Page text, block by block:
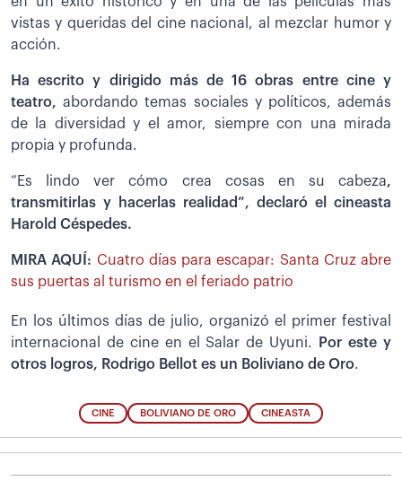
vistas y queridas del cine nacional, al mezclar humor y
acción.
Ha escrito y dirigido más de 16 obras entre cine y
teatro, abordando temas sociales y políticos, además
de la diversidad y el amor, siempre con una mirada
propia y profunda.
“Es lindo ver cómo crea cosas en su cabeza,
transmitirlas y hacerlas realidad”, declaró el cineasta
Harold Céspedes.
MIRA AQUÍ: Cuatro días para escapar: Santa Cruz abre
sus puertas al turismo en el feriado patrio
En los últimos días de julio, organizó el primer festival
internacional de cine en el Salar de Uyuni.
Por este y
otros logros, Rodrigo Bellot es un Boliviano de Oro.
CINE BOLIVIANO DE ORO CINEASTA